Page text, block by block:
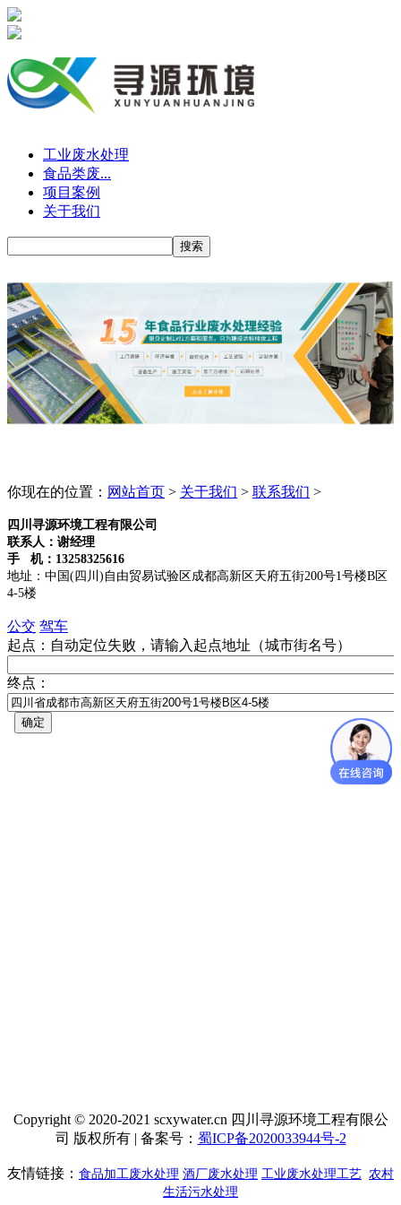
工业废水处理
食品类废...
项目案例
关于我们
你现在的位置： 网站首页 > 关于我们 > 联系我们 >
四川寻源环境工程有限公司
联系人：谢经理
手 机： 13258325616
地址：中国(四川)自由贸易试验区成都高新区天府五街200号1号楼B区
4-5楼
Copyright © 2020-2021 scxywater.cn 四川寻源环境工程有限公
司 版权所有 | 备案号： 蜀ICP备2020033944号-2
友情链接： 食品加工废水处理 酒厂废水处理 工业废水处理工艺 农村
生活污水处理